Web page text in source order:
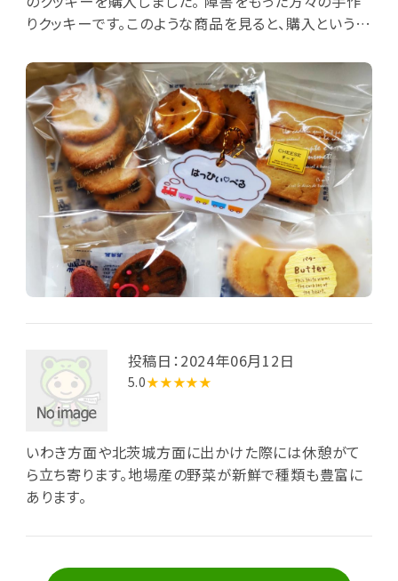
りクッキーです。このような商品を見ると、購入という方
な味を楽しめました。
投稿日：2024年06月12日
5.0★★★★★
いわき方面や北茨城方面に出かけた際には休憩がて
ら立ち寄ります。地場産の野菜が新鮮で種類も豊富に
あります。